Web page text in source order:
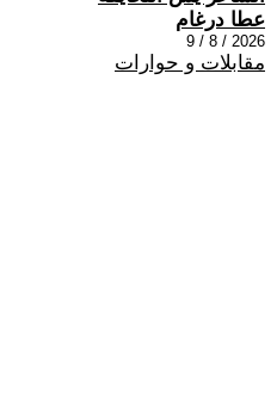
عطا درغام
2026 / 8 / 9
مقابلات و حوارات